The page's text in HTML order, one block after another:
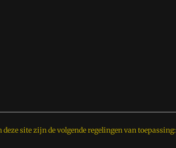
site zijn de volgende regelingen van toepassing: